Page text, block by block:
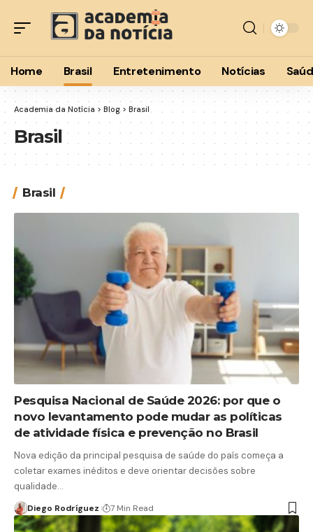
Home Brasil Entretenimento Notícias
Academia da Notícia > Blog> Brasil
Brasil
Brasil
Pesquisa Nacional de Saúde 2026: por que o
novo levantamento pode mudar as políticas
de atividade física e prevenção no Brasil
Nova edição da principal pesquisa de saúde do país começa a
coletar exames inéditos e deve orientar decisões sobre
qualidade…
Diego Rodríguez 7 Min Read